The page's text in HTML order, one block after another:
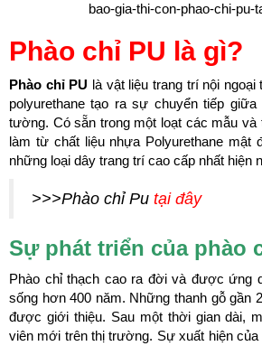
bao-gia-thi-con-phao-chi-pu-
Phào chỉ PU là gì?
Phào chỉ PU là vật liệu trang trí nội
polyurethane tạo ra sự chuyển tiếp
tường. Có sẵn trong một loạt các mẫu
làm từ chất liệu nhựa Polyurethane mật
những loại dây trang trí cao cấp nhất hiện
>>>Phào chỉ Pu tại đây
Sự phát triển của phào
Phào chỉ thạch cao ra đời và được ứng
sống hơn 400 năm. Những thanh gỗ gần
được giới thiệu. Sau một thời gian dài,
viên mới trên thị trường. Sự xuất hiện của